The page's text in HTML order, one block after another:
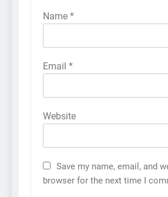
Name *
Email *
Website
Save my name, email, and
browser for the next time I